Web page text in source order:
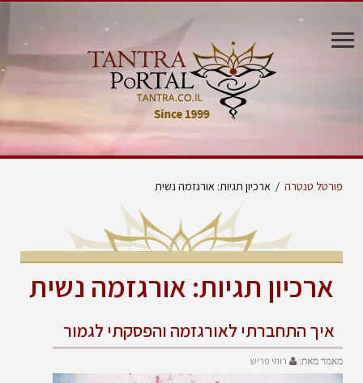
פורטל טנטרה / ארכיון תגיות: אורגזמה נשית
ארכיון תגיות: אורגזמה נשית
איך התחברתי לאורגזמה והפסקתי לגמור
מאמר מאת: רותי פריש